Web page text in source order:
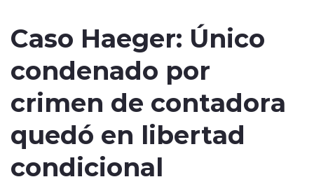
Tendencias
Deportes
Internacional
Caso Haeger: Único
condenado por
crimen de contadora
quedó en libertad
condicional